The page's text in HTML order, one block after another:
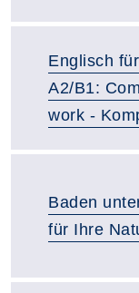
Englisch
A2/B1:
work -
Baden
für Ihre